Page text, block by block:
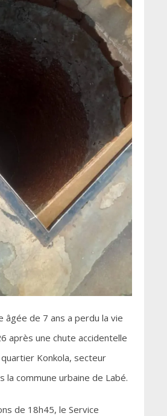
âgée de 7 ans a perdu la vie
après une chute accidentelle
Konkola, secteur
la commune urbaine de Labé.
de 18h45, le Service